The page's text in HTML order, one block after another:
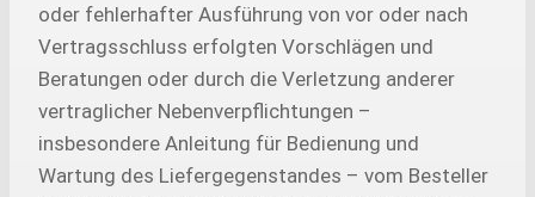
oder fehlerhafter Ausführung von vor oder nach
Vertragsschluss erfolgten Vorschlägen und
Beratungen oder durch die Verletzung anderer
vertraglicher Nebenverpflichtungen –
insbesondere Anleitung für Bedienung und
Wartung des Liefergegenstandes – vom Besteller